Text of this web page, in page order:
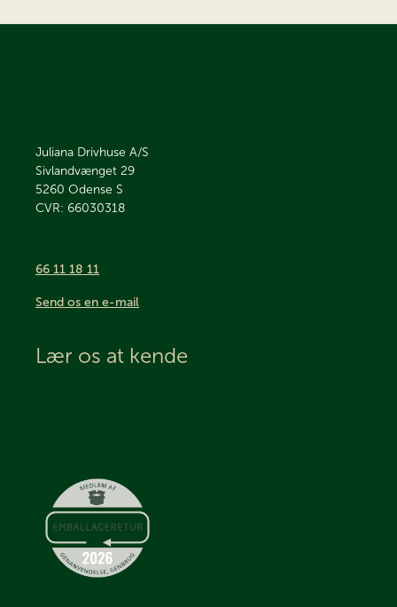
Juliana Drivhuse A/S
Sivlandvænget 29
5260 Odense S
CVR: 66030318
66 11 18 11
Send os en e-mail
Lær os at kende